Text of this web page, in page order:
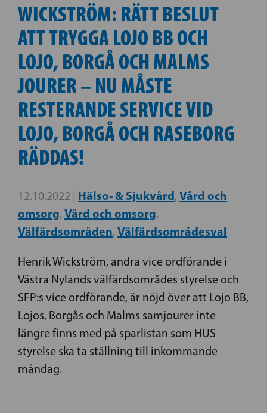
WICKSTRÖM: RÄTT BESLUT
ATT TRYGGA LOJO BB OCH
LOJO, BORGÅ OCH MALMS
JOURER – NU MÅSTE
RESTERANDE SERVICE VID
LOJO, BORGÅ OCH RASEBORG
RÄDDAS!
12.10.2022 | Hälso- & Sjukvård, Vård och
omsorg, Vård och omsorg,
Välfärdsområden, Välfärdsområdesval
Henrik Wickström, andra vice ordförande i
Västra Nylands välfärdsområdes styrelse och
SFP:s vice ordförande, är nöjd över att Lojo BB,
Lojos, Borgås och Malms samjourer inte
längre finns med på sparlistan som HUS
styrelse ska ta ställning till inkommande
måndag.